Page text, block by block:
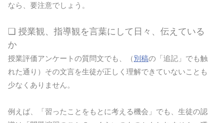
なら、要注意でしょう。
❏ 授業観、指導観を言葉にして日々、伝えている
か
授業評価アンケートの質問文でも、（別稿の「追記」でも触
れた通り）その文言を生徒が正しく理解できていないことも
少なくありません。
例えば、「習ったことをもとに考える機会」でも、生徒の認